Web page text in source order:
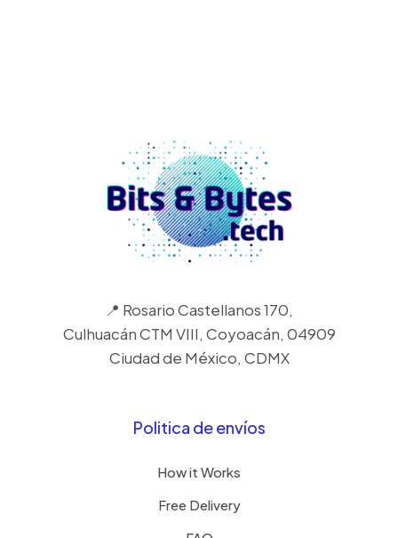
📍 Rosario Castellanos 170,
Culhuacán CTM VIII, Coyoacán, 04909
Ciudad de México, CDMX
Politica de envíos
How it Works
Free Delivery